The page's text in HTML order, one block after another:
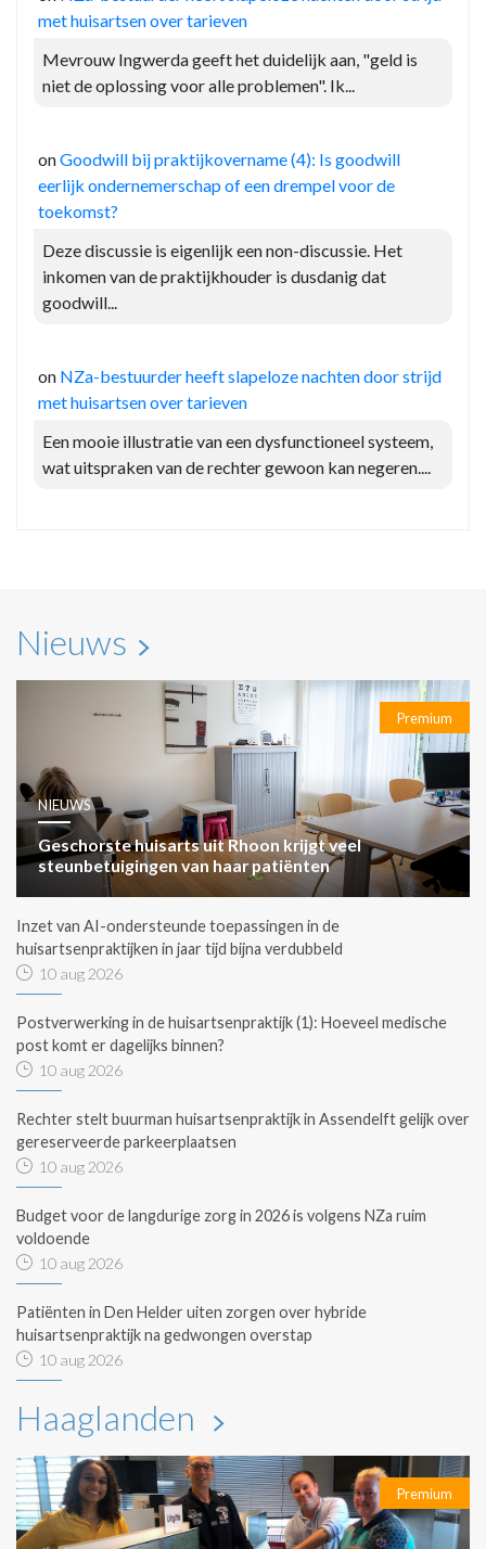
met huisartsen over tarieven
Mevrouw Ingwerda geeft het duidelijk aan, "geld is
niet de oplossing voor alle problemen". Ik...
onGoodwill bij praktijkovername (4): Is goodwill
eerlijk ondernemerschap of een drempel voor de
toekomst?
Deze discussie is eigenlijk een non-discussie. Het
inkomen van de praktijkhouder is dusdanig dat
goodwill...
on NZa-bestuurder heeft slapeloze nachten door strijd
met huisartsen over tarieven
Een mooie illustratie van een dysfunctioneel systeem,
wat uitspraken van de rechter gewoon kan negeren....
Nieuws
Premium
NIEUWS
Geschorste huisarts uit Rhoon krijgt veel
steunbetuigingen van haar patiënten
Inzet van AI-ondersteunde toepassingen in de
huisartsenpraktijken in jaar tijd bijna verdubbeld
10 aug 2026
Postverwerking in de huisartsenpraktijk (1): Hoeveel medische
post komt er dagelijks binnen?
10 aug 2026
Rechter stelt buurman huisartsenpraktijk in Assendelft gelijk over
gereserveerde parkeerplaatsen
10 aug 2026
Budget voor de langdurige zorg in 2026 is volgens NZa ruim
voldoende
10 aug 2026
Patiënten in Den Helder uiten zorgen over hybride
huisartsenpraktijk na gedwongen overstap
10 aug 2026
Haaglanden
Premium